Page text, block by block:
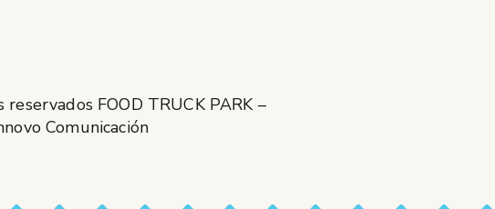
FOOD TRUCK PARK –
Comunicación